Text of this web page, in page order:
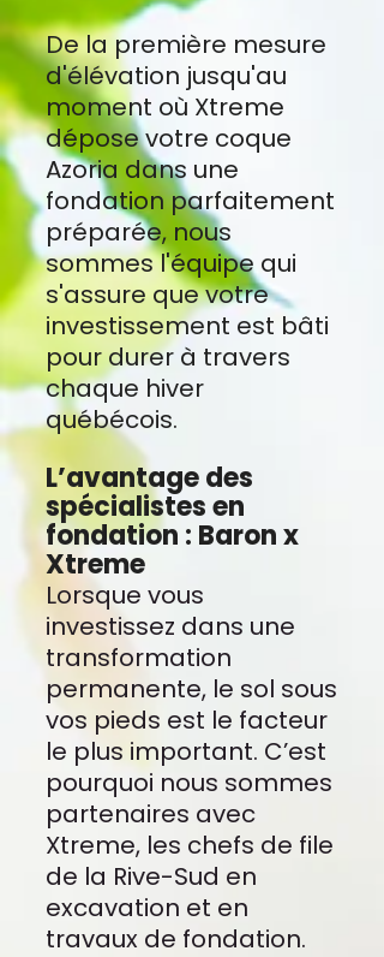
De la première mesure
d'élévation jusqu'au
moment où Xtreme
dépose votre coque
Azoria dans une
fondation parfaitement
préparée, nous
sommes l'équipe qui
s'assure que votre
investissement est bâti
pour durer à travers
chaque hiver
québécois.
L’avantage des
spécialistes en
fondation : Baron x
Xtreme
Lorsque vous
investissez dans une
transformation
permanente, le sol sous
vos pieds est le facteur
le plus important. C’est
pourquoi nous sommes
partenaires avec
Xtreme, les chefs de file
de la Rive-Sud en
excavation et en
travaux de fondation.